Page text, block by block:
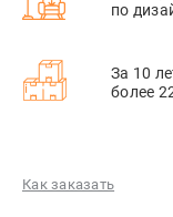
по
За 10
более
Как заказать